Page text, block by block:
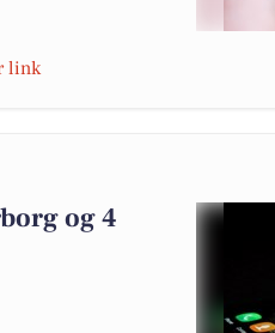
link
og 4